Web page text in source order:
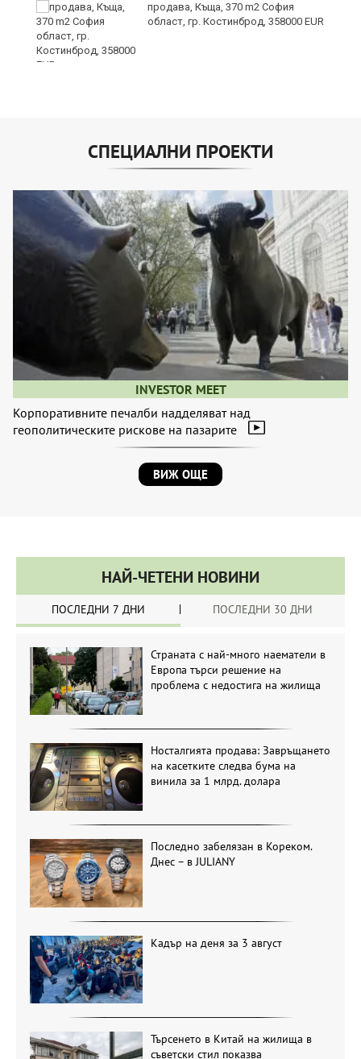
продава, Къща, 370 m2 София
област, гр. Костинброд, 358000 EUR
СПЕЦИАЛНИ ПРОЕКТИ
INVESTOR MEET
Корпоративните печалби надделяват над
геополитическите рискове на пазарите
ВИЖ ОЩЕ
НАЙ-ЧЕТЕНИ НОВИНИ
ПОСЛЕДНИ 7 ДНИ ПОСЛЕДНИ 30 ДНИ
Страната с най-много наематели в
Европа търси решение на
проблема с недостига на жилища
Носталгията продава: Завръщането
на касетките следва бума на
винила за 1 млрд. долара
Последно забелязан в Кореком.
Днес – в JULIANY
Кадър на деня за 3 август
Търсенето в Китай на жилища в
съветски стил показва